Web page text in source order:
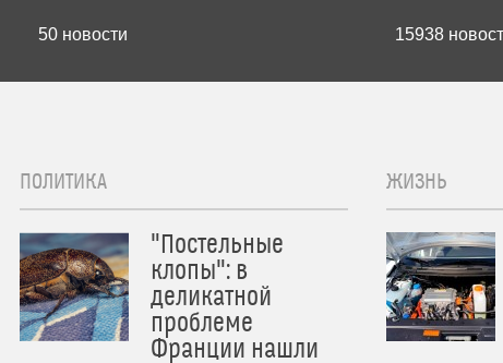
50 новости 15938
ПОЛИТИКА
"Постельные
клопы": в
деликатной
проблеме
Франции нашли
ЖИЗНЬ